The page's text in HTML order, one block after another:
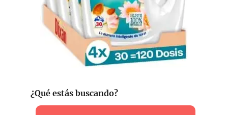
¿Qué estás buscando?